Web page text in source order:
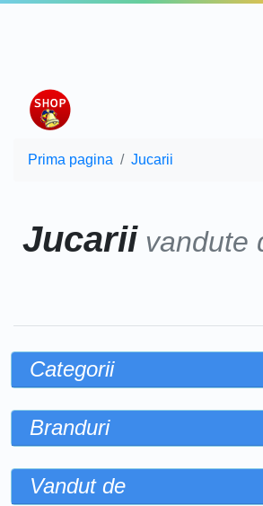
Prima pagina Jucarii
Jucarii vandute
Categorii
Branduri
Vandut de